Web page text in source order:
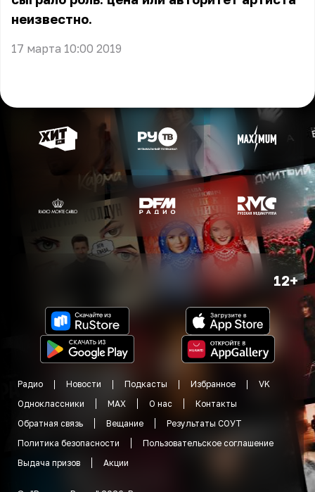
неизвестно.
17 марта 10:00 2019
12+
Радио Новости Подкасты Избранное
VK
Одноклассники
MAX О нас
Контакты
Обратная связь
Вещание
Результаты СОУТ
Политика безопасности
Пользовательское соглашение
Выдача призов
Акции